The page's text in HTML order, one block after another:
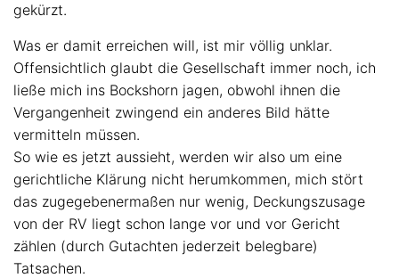
gekürzt.
Was er damit erreichen will, ist mir völlig unklar.
Offensichtlich glaubt die Gesellschaft immer noch, ich
ließe mich ins Bockshorn jagen, obwohl ihnen die
Vergangenheit zwingend ein anderes Bild hätte
vermitteln müssen.
So wie es jetzt aussieht, werden wir also um eine
gerichtliche Klärung nicht herumkommen, mich stört
das zugegebenermaßen nur wenig, Deckungszusage
von der RV liegt schon lange vor und vor Gericht
zählen (durch Gutachten jederzeit belegbare)
Tatsachen.